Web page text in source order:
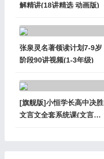
解精讲(18讲精选 动画版)
张泉灵名著领读计划7-9岁
阶段90讲视频(1-3年级)
[旗舰版]小恒学长高中决胜
文言文全套系统课(文言文&